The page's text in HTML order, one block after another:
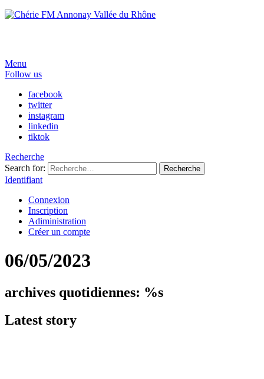
Menu
Follow us
facebook
twitter
instagram
linkedin
tiktok
Recherche
Search for:
Recherche
Identifiant
Connexion
Inscription
Adiministration
Créer un compte
06/05/2023
archives quotidiennes: %s
Latest story